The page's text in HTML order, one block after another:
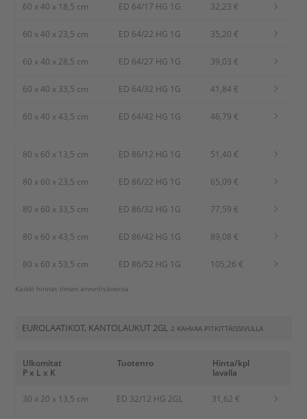
60 x 40 x 18,5 cm ED 64/17 HG 1G 32,23 €
60 x 40 x 23,5 cm ED 64/22 HG 1G 35,20 €
60 x 40 x 28,5 cm ED 64/27 HG 1G 39,03 €
60 x 40 x 33,5 cm ED 64/32 HG 1G 41,84 €
60 x 40 x 43,5 cm ED 64/42 HG 1G 46,79 €
80 x 60 x 13,5 cm ED 86/12 HG 1G 51,40 €
80 x 60 x 23,5 cm ED 86/22 HG 1G 65,09 €
80 x 60 x 33,5 cm ED 86/32 HG 1G 77,59 €
80 x 60 x 43,5 cm ED 86/42 HG 1G 89,08 €
80 x 60 x 53,5 cm ED 86/52 HG 1G 105,26 €
Kaikki hinnat ilman arvonlisäveroa
EUROLAATIKOT, KANTOLAUKUT 2GL2 KAHVAA PITKITTÄISSIVULLA
Ulkomitat
P x L x K
Tuotenro
Hinta/kpl
lavalla
30 x 20 x 13,5 cm ED 32/12 HG 2GL 31,62 €